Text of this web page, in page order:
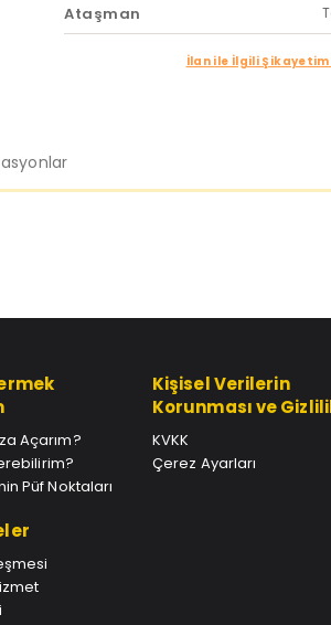
Ataşman
İlan ile İlgili
Açarım?
Püf Noktaları
Kişisel Verilerin
Korunması ve
KVKK
Çerez Ayarları